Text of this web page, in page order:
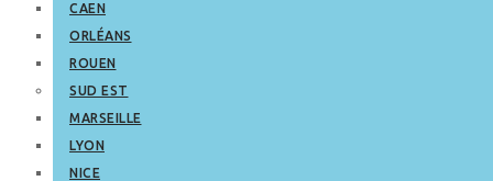
CAEN
ORLÉANS
ROUEN
SUD EST
MARSEILLE
LYON
NICE